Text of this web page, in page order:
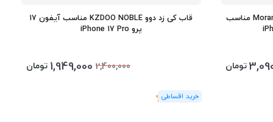
قاب مگ سیف یانگ کیت Morandi Series مناسب
تومان
قاب کی زد دوو KZDOO NOBLE مناسب آیفون 17
پرو iPhone 17 Pro
2,400,000
1,949,000 تومان
(0 رای)
0